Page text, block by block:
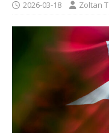
2026-03-18 Zoltan T